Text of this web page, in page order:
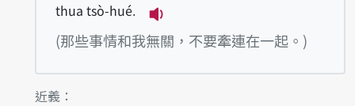
thua tsò-hué.
播放例句Hia-ê tāi-tsì kah
(那些事情和我無關，不要牽連在一起。)
第1項釋義的
近義：